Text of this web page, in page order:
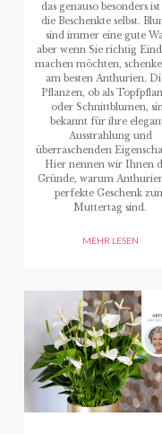
das genauso besonders
die Beschenkte selbst.
sind immer eine gute
aber wenn Sie richtig
machen möchten,
am besten Anthurien.
Pflanzen, ob als
oder Schnittblumen,
bekannt für ihre
Ausstrahlung und
überraschenden
Hier nennen wir Ihnen
Gründe, warum
perfekte Geschenk
Muttertag sind.
MEHR LESEN